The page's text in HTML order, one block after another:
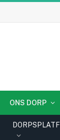
ONS DORP